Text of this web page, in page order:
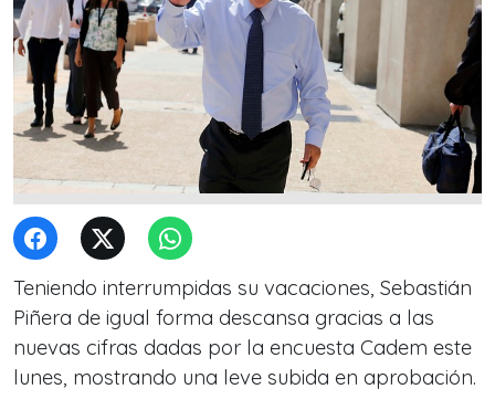
Teniendo interrumpidas su vacaciones, Sebastián
Piñera de igual forma descansa gracias a las
nuevas cifras dadas por la encuesta Cadem este
lunes, mostrando una leve subida en aprobación.